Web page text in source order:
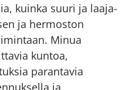
kuinka suuri ja laaja-
ja hermoston
Minua
kuntoa,
parantavia
ja